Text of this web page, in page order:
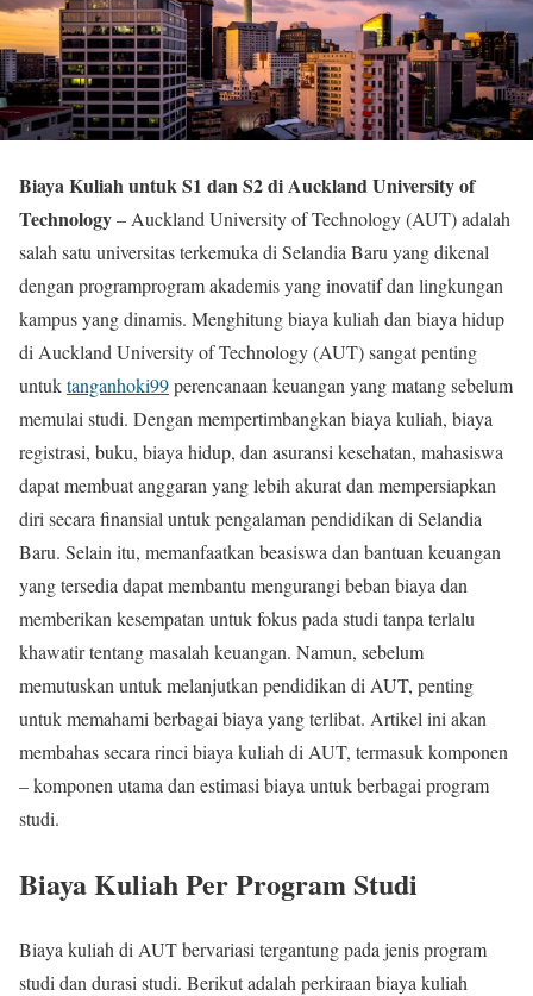
Biaya Kuliah untuk S1 dan S2 di Auckland University of
Technology– Auckland University of Technology (AUT) adalah
salah satu universitas terkemuka di Selandia Baru yang dikenal
dengan programprogram akademis yang inovatif dan lingkungan
kampus yang dinamis. Menghitung biaya kuliah dan biaya hidup
di Auckland University of Technology (AUT) sangat penting
untuktanganhoki99perencanaan keuangan yang matang sebelum
memulai studi. Dengan mempertimbangkan biaya kuliah, biaya
registrasi, buku, biaya hidup, dan asuransi kesehatan, mahasiswa
dapat membuat anggaran yang lebih akurat dan mempersiapkan
diri secara finansial untuk pengalaman pendidikan di Selandia
Baru. Selain itu, memanfaatkan beasiswa dan bantuan keuangan
yang tersedia dapat membantu mengurangi beban biaya dan
memberikan kesempatan untuk fokus pada studi tanpa terlalu
khawatir tentang masalah keuangan. Namun, sebelum
memutuskan untuk melanjutkan pendidikan di AUT, penting
untuk memahami berbagai biaya yang terlibat. Artikel ini akan
membahas secara rinci biaya kuliah di AUT, termasuk komponen
– komponen utama dan estimasi biaya untuk berbagai program
studi.
Biaya Kuliah Per Program Studi
Biaya kuliah di AUT bervariasi tergantung pada jenis program
studi dan durasi studi. Berikut adalah perkiraan biaya kuliah